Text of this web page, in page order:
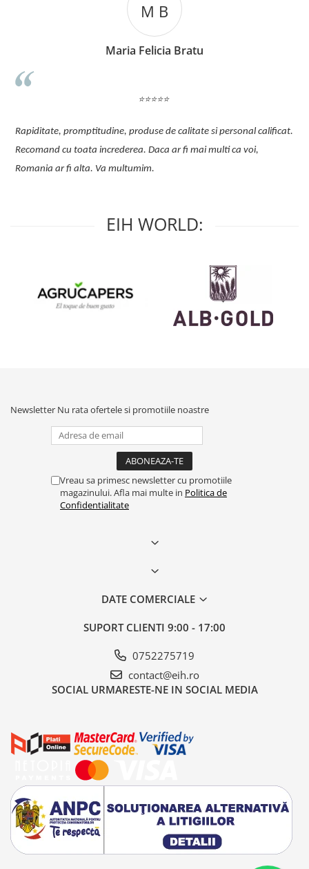
M A
Monia Antohe
atent ambalate, produsele sunt de f buna calitate, comunicare
EIH WORLD:
Newsletter Nu rata ofertele si promotiile noastre
Vreau sa primesc newsletter cu promotiile
magazinului. Afla mai multe in Politica de
Confidentialitate
DATE COMERCIALE
SUPORT CLIENTI 9:00 - 17:00
0752275719
contact@eih.ro
SOCIAL URMARESTE-NE IN SOCIAL MEDIA